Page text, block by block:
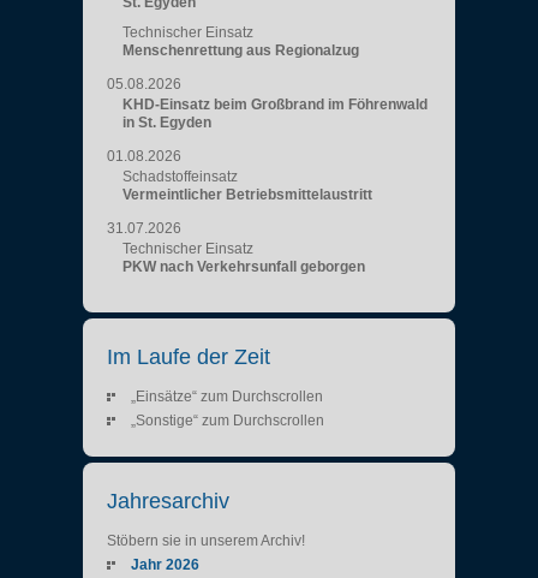
Technischer Einsatz
Menschenrettung aus Regionalzug
05.08.2026
KHD-Einsatz beim Großbrand im Föhrenwald
in St. Egyden
01.08.2026
Schadstoffeinsatz
Vermeintlicher Betriebsmittelaustritt
31.07.2026
Technischer Einsatz
PKW nach Verkehrsunfall geborgen
Im Laufe der Zeit
„Einsätze“ zum Durchscrollen
„Sonstige“ zum Durchscrollen
Jahresarchiv
Stöbern sie in unserem Archiv!
Jahr 2026